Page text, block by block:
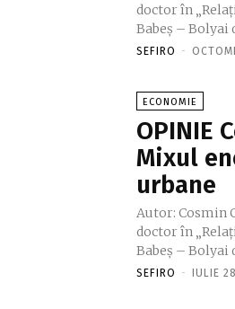
doctor în
Babeș – Bolyai
SEFIRO -
ECONOMIE
OPINIE
Mixul
urbane
Autor: Cosmin
doctor în
Babeș – Bolyai
SEFIRO - IULIE